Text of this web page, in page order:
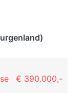
€ 390.000,-